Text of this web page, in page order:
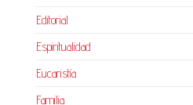
Editorial
Espiritualidad
Eucaristía
Familia